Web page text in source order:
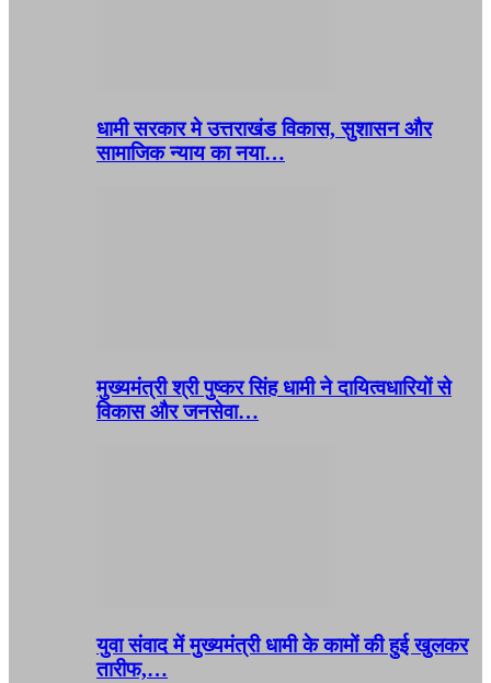
धामी सरकार मे उत्तराखंड विकास, सुशासन और
सामाजिक न्याय का नया…
मुख्यमंत्री श्री पुष्कर सिंह धामी ने दायित्वधारियों से
विकास और जनसेवा…
युवा संवाद में मुख्यमंत्री धामी के कामों की हुई खुलकर
तारीफ,…